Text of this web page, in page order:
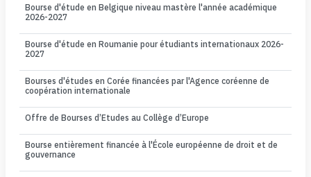
Bourse d'étude en Belgique niveau mastère l'année académique
2026-2027
Bourse d'étude en Roumanie pour étudiants internationaux 2026-
2027
Bourses d'études en Corée financées par l'Agence coréenne de
coopération internationale
Offre de Bourses d’Etudes au Collège d’Europe
Bourse entièrement financée à l'École européenne de droit et de
gouvernance